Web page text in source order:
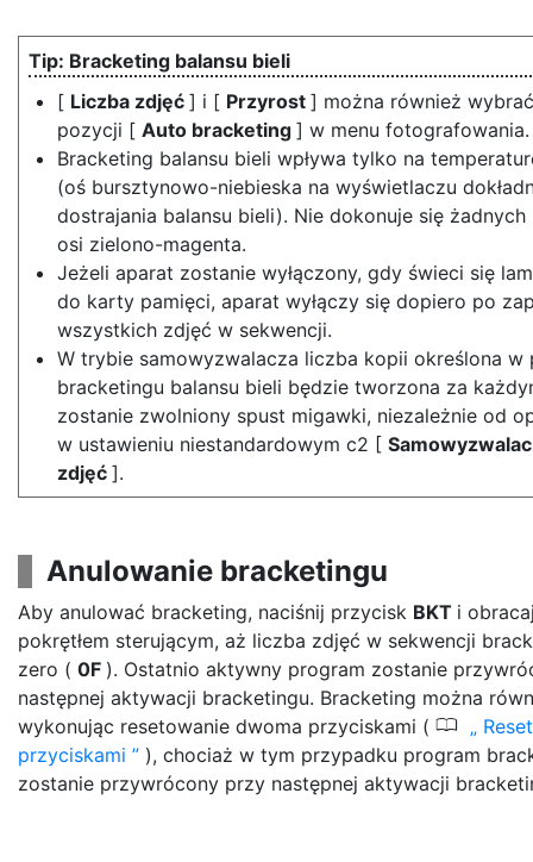
Bracketing balansu bieli
[ Liczba zdjęć ] i [ Przyrost ] można również
pozycji [ Auto bracketing ] w menu fotografowania.
Bracketing balansu bieli wpływa tylko na
(oś bursztynowo-niebieska na wyświetlaczu
dostrajania balansu bieli). Nie dokonuje się żadnych
osi zielono-magenta.
Jeżeli aparat zostanie wyłączony, gdy świeci się
do karty pamięci, aparat wyłączy się dopiero po
wszystkich zdjęć w sekwencji.
W trybie samowyzwalacza liczba kopii określona w
bracketingu balansu bieli będzie tworzona za
zostanie zwolniony spust migawki, niezależnie od
w ustawieniu niestandardowym c2 [
zdjęć ].
Anulowanie bracketingu
Aby anulować bracketing, naciśnij przycisk BKT i
pokrętłem sterującym, aż liczba zdjęć w sekwencji
zero ( 0F ). Ostatnio aktywny program zostanie
następnej aktywacji bracketingu. Bracketing można
wykonując resetowanie dwoma przyciskami ( 0
przyciskami
), chociaż w tym przypadku program
zostanie przywrócony przy następnej aktywacji